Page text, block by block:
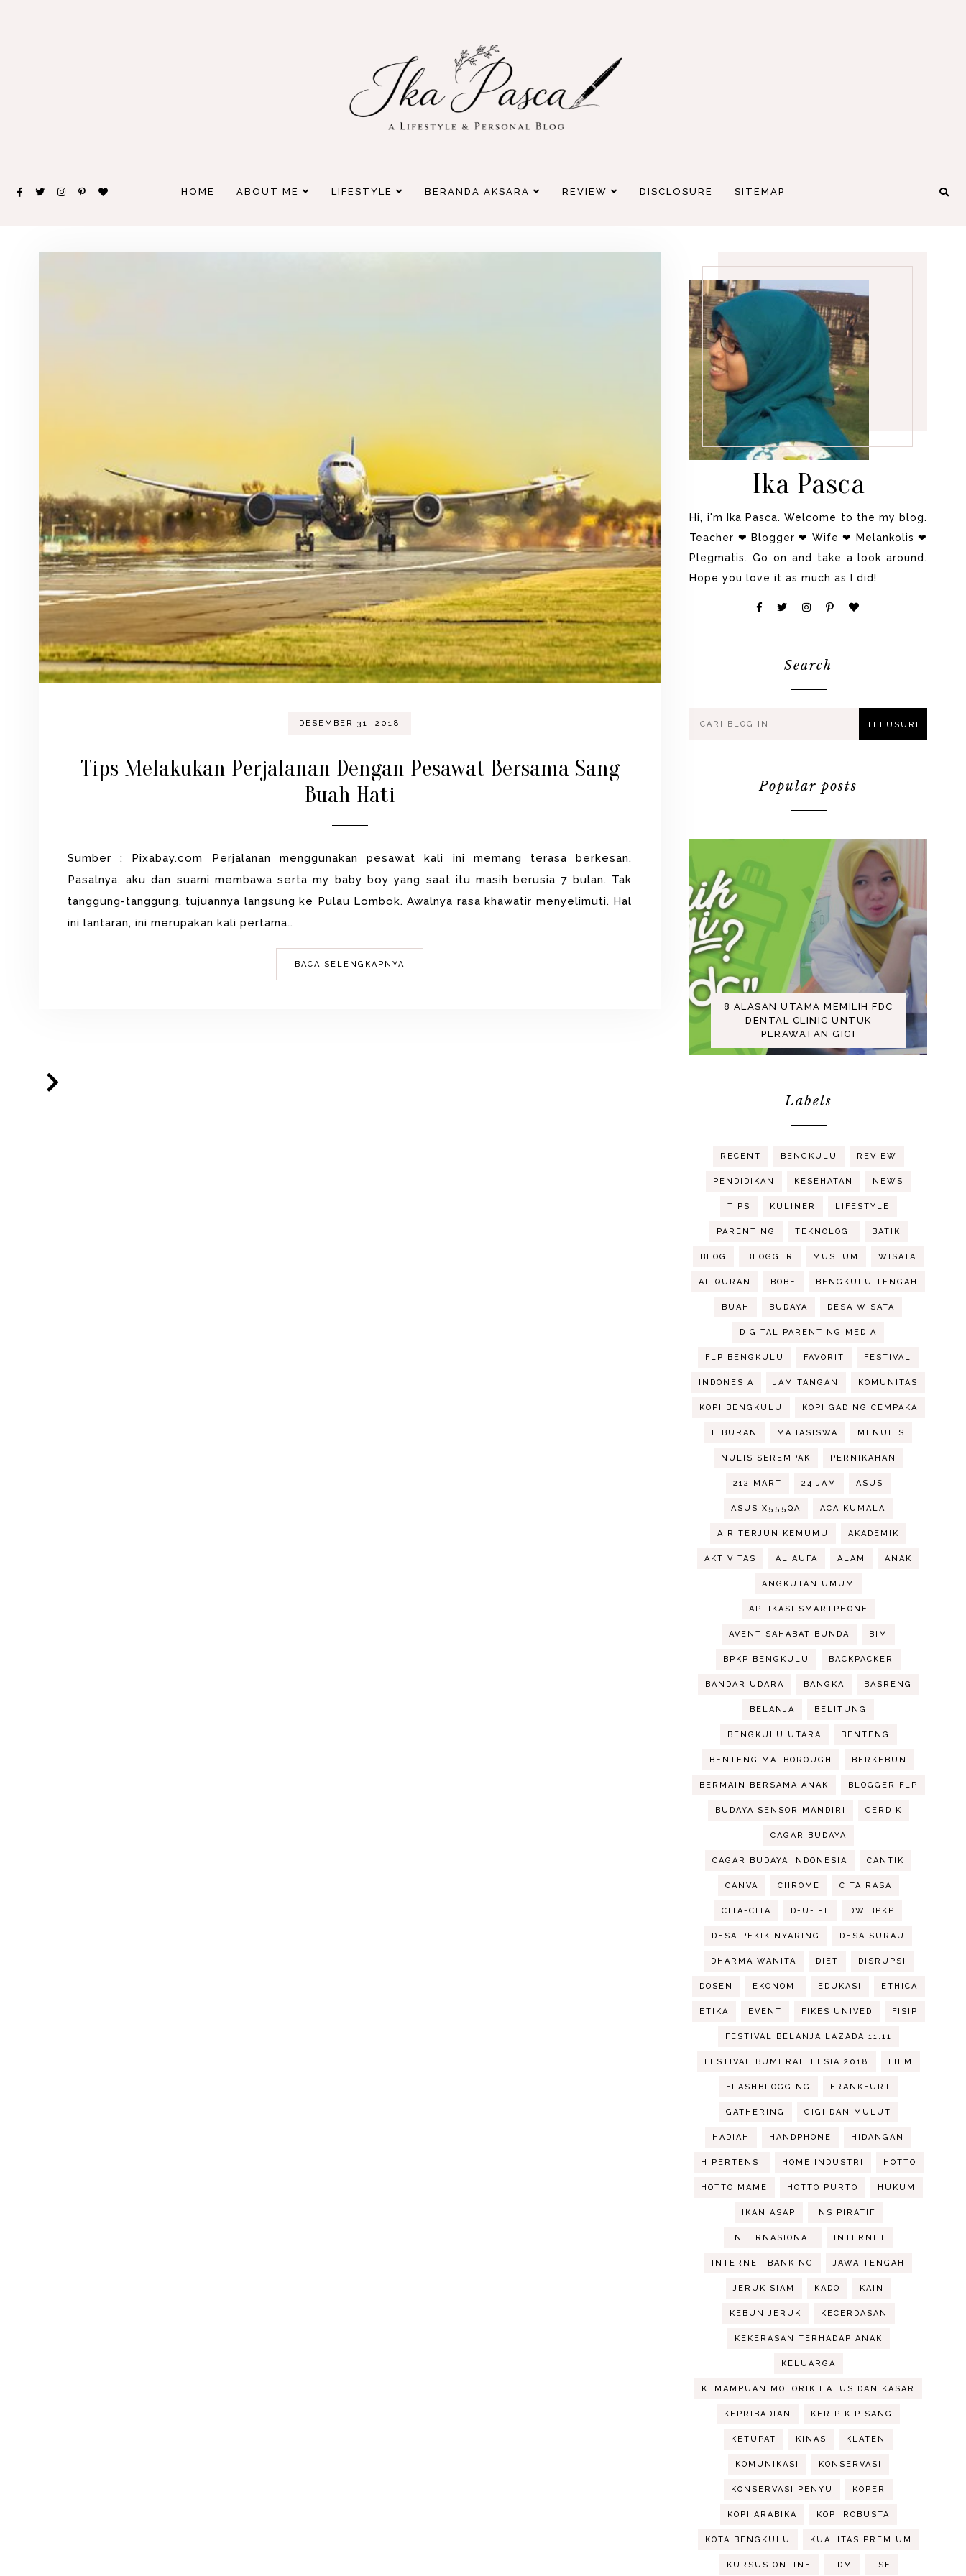
HOME ABOUT ME LIFESTYLE BERANDA AKSARA REVIEW DISCLOSURE SITEMAP
DESEMBER 31, 2018
Tips Melakukan Perjalanan Dengan Pesawat Bersama Sang
Buah Hati
Sumber : Pixabay.com Perjalanan menggunakan pesawat kali ini memang terasa berkesan.
Pasalnya, aku dan suami membawa serta my baby boy yang saat itu masih berusia 7 bulan. Tak
tanggung-tanggung, tujuannya langsung ke Pulau Lombok. Awalnya rasa khawatir menyelimuti. Hal
ini lantaran, ini merupakan kali pertama…
BACA SELENGKAPNYA
Ika Pasca
Hi, i'm Ika Pasca. Welcome to the my blog.
Teacher ❤ Blogger ❤ Wife ❤ Melankolis ❤
Plegmatis. Go on and take a look around.
Hope you love it as much as I did!
Search
Popular posts
8 ALASAN UTAMA MEMILIH FDC
DENTAL CLINIC UNTUK
PERAWATAN GIGI
Labels
RECENT BENGKULU REVIEW
PENDIDIKAN KESEHATAN NEWS
TIPS KULINER LIFESTYLE
PARENTING TEKNOLOGI BATIK
BLOG BLOGGER MUSEUM WISATA
AL QURAN BOBE BENGKULU TENGAH
BUAH BUDAYA DESA WISATA
DIGITAL PARENTING MEDIA
FLP BENGKULU FAVORIT FESTIVAL
INDONESIA JAM TANGAN KOMUNITAS
KOPI BENGKULU KOPI GADING CEMPAKA
LIBURAN MAHASISWA MENULIS
NULIS SEREMPAK PERNIKAHAN
212 MART 24 JAM ASUS
ASUS X555QA ACA KUMALA
AIR TERJUN KEMUMU AKADEMIK
AKTIVITAS AL AUFA ALAM ANAK
ANGKUTAN UMUM
APLIKASI SMARTPHONE
AVENT SAHABAT BUNDA BIM
BPKP BENGKULU BACKPACKER
BANDAR UDARA BANGKA BASRENG
BELANJA BELITUNG
BENGKULU UTARA BENTENG
BENTENG MALBOROUGH BERKEBUN
BERMAIN BERSAMA ANAK BLOGGER FLP
BUDAYA SENSOR MANDIRI CERDIK
CAGAR BUDAYA
CAGAR BUDAYA INDONESIA CANTIK
CANVA CHROME CITA RASA
CITA-CITA D-U-I-T DW BPKP
DESA PEKIK NYARING DESA SURAU
DHARMA WANITA DIET DISRUPSI
DOSEN EKONOMI EDUKASI ETHICA
ETIKA EVENT FIKES UNIVED FISIP
FESTIVAL BELANJA LAZADA 11.11
FESTIVAL BUMI RAFFLESIA 2018 FILM
FLASHBLOGGING FRANKFURT
GATHERING GIGI DAN MULUT
HADIAH HANDPHONE HIDANGAN
HIPERTENSI HOME INDUSTRI HOTTO
HOTTO MAME HOTTO PURTO HUKUM
IKAN ASAP INSIPIRATIF
INTERNASIONAL INTERNET
INTERNET BANKING JAWA TENGAH
JERUK SIAM KADO KAIN
KEBUN JERUK KECERDASAN
KEKERASAN TERHADAP ANAK
KELUARGA
KEMAMPUAN MOTORIK HALUS DAN KASAR
KEPRIBADIAN KERIPIK PISANG
KETUPAT KINAS KLATEN
KOMUNIKASI KONSERVASI
KONSERVASI PENYU KOPER
KOPI ARABIKA KOPI ROBUSTA
KOTA BENGKULU KUALITAS PREMIUM
KURSUS ONLINE LDM LSF